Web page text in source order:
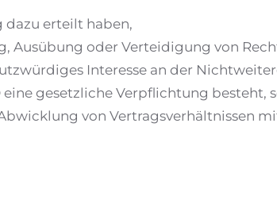
dazu erteilt haben,
Ausübung oder Verteidigung von
Interesse an der
eine gesetzliche Verpflichtung besteht,
von Vertragsverhältnissen